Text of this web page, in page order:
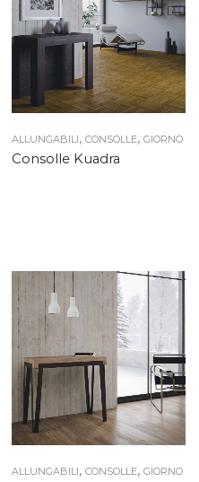
ALLUNGABILI, CONSOLLE, GIORNO
Consolle Kuadra
ALLUNGABILI, CONSOLLE, GIORNO